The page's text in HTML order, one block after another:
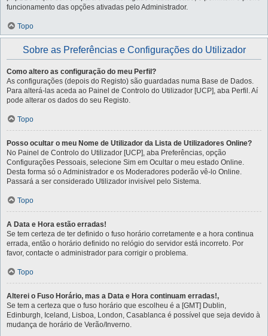
funcionamento das opções ativadas pelo Administrador.
Topo
Sobre as Preferências e Configurações do Utilizador
Como altero as configuração do meu Perfil?
As configurações (depois do Registo) são guardadas numa Base de Dados.
Para alterá-las aceda ao Painel de Controlo do Utilizador [UCP], aba Perfil. Aí
pode alterar os dados do seu Registo.
Topo
Posso ocultar o meu Nome de Utilizador da Lista de Utilizadores Online?
No Painel de Controlo do Utilizador [UCP], aba Preferências, opção
Configurações Pessoais, selecione Sim em Ocultar o meu estado Online.
Desta forma só o Administrador e os Moderadores poderão vê-lo Online.
Passará a ser considerado Utilizador invisível pelo Sistema.
Topo
A Data e Hora estão erradas!
Se tem certeza de ter definido o fuso horário corretamente e a hora continua
errada, então o horário definido no relógio do servidor está incorreto. Por
favor, contacte o administrador para corrigir o problema.
Topo
Alterei o Fuso Horário, mas a Data e Hora continuam erradas!,
Se tem a certeza que o fuso horário que escolheu é a [GMT] Dublin,
Edinburgh, Iceland, Lisboa, London, Casablanca é possível que seja devido à
mudança de horário de Verão/Inverno.